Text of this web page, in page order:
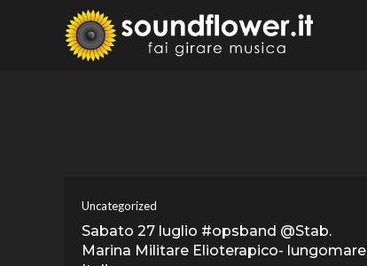
Uncategorized
Sabato 27 luglio #opsband @Stab.
Marina Militare Elioterapico- lungomare